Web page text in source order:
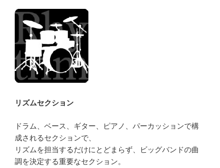
リズムセクション
ドラム、ベース、ギター、ピアノ、パーカッションで構
成されるセクションで、
リズムを担当するだけにとどまらず、ビッグバンドの曲
調を決定する重要なセクション。